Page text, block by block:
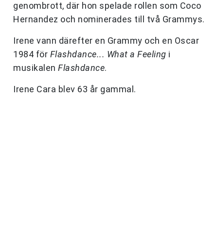
genombrott, där hon spelade rollen som Coco
Hernandez och nominerades till två Grammys.
Irene vann därefter en Grammy och en Oscar
1984 för Flashdance... What a Feeling i
musikalen Flashdance.
Irene Cara blev 63 år gammal.